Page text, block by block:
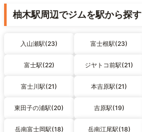
柚木駅周辺でジムを駅から探す
入山瀬駅(23) 富士根駅(23)
富士駅(22) ジヤトコ前駅(21)
富士川駅(21) 本吉原駅(21)
東田子の浦駅(20) 吉原駅(19)
岳南富士岡駅(18) 岳南江尾駅(18)